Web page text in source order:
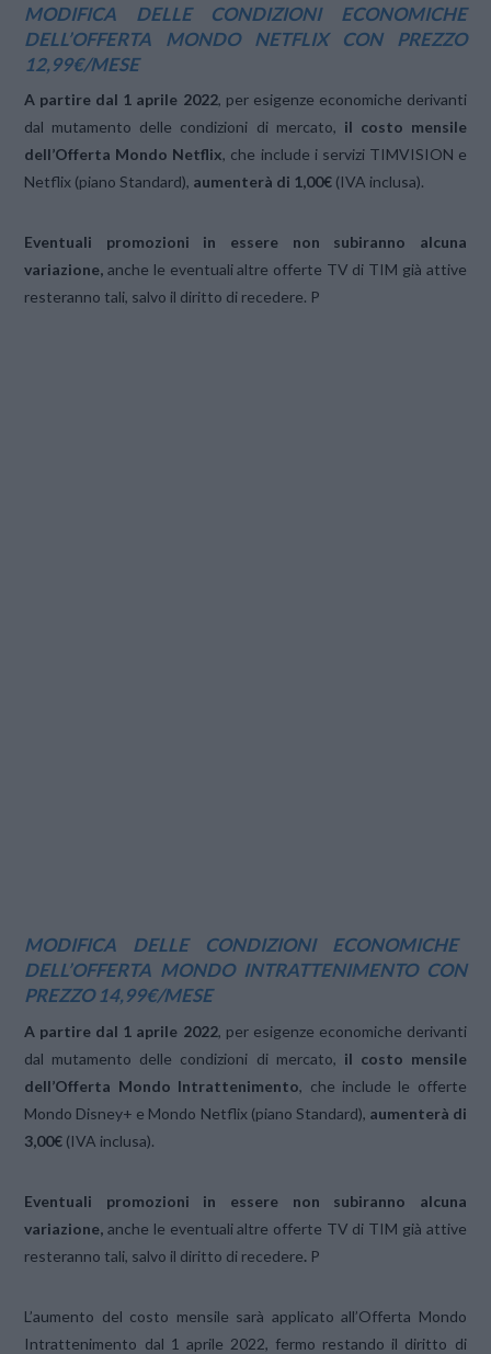
MODIFICA DELLE CONDIZIONI ECONOMICHE
DELL’OFFERTA MONDO NETFLIX CON PREZZO
12,99€/MESE
A partire dal 1 aprile 2022, per esigenze economiche derivanti
dal mutamento delle condizioni di mercato, il costo mensile
dell’Offerta Mondo Netflix, che include i servizi TIMVISION e
Netflix (piano Standard), aumenterà di 1,00€ (IVA inclusa).
Eventuali promozioni in essere non subiranno alcuna
variazione, anche le eventuali altre offerte TV di TIM già attive
resteranno tali, salvo il diritto di recedere. P
MODIFICA DELLE CONDIZIONI ECONOMICHE
DELL’OFFERTA MONDO INTRATTENIMENTO CON
PREZZO 14,99€/MESE
A partire dal 1 aprile 2022, per esigenze economiche derivanti
dal mutamento delle condizioni di mercato, il costo mensile
dell’Offerta Mondo Intrattenimento, che include le offerte
Mondo Disney+ e Mondo Netflix (piano Standard), aumenterà di
3,00€ (IVA inclusa).
Eventuali promozioni in essere non subiranno alcuna
variazione, anche le eventuali altre offerte TV di TIM già attive
resteranno tali, salvo il diritto di recedere. P
L’aumento del costo mensile sarà applicato all’Offerta Mondo
Intrattenimento dal 1 aprile 2022, fermo restando il diritto di